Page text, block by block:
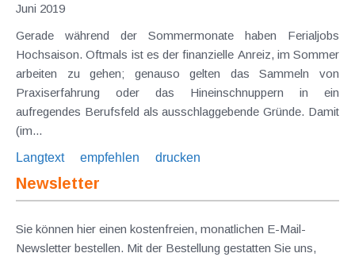
Juni 2019
Gerade während der Sommermonate haben Ferialjobs
Hochsaison. Oftmals ist es der finanzielle Anreiz, im Sommer
arbeiten zu gehen; genauso gelten das Sammeln von
Praxiserfahrung oder das Hineinschnuppern in ein
aufregendes Berufsfeld als ausschlaggebende Gründe. Damit
(im...
Langtext
empfehlen drucken
Newsletter
Sie können hier einen kostenfreien, monatlichen E-Mail-
Newsletter bestellen. Mit der Bestellung gestatten Sie uns,